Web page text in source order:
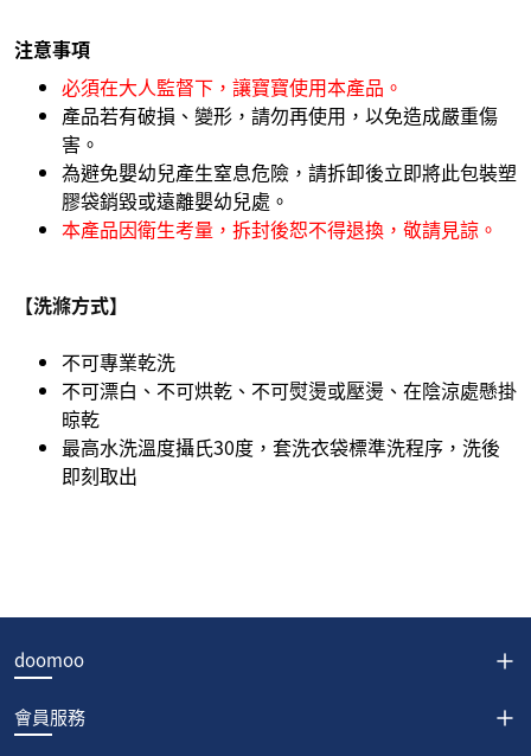
注意事項
必須在大人監督下，讓寶寶使用本產品。
產品若有破損、變形，請勿再使用，以免造成嚴重傷
害。
為避免嬰幼兒產生窒息危險，請拆卸後立即將此包裝塑
膠袋銷毀或遠離嬰幼兒處。
本產品因衛生考量，拆封後恕不得退換，敬請見諒。
【洗滌方式】
不可專業乾洗
不可漂白、不可烘乾、不可熨燙或壓燙、在陰涼處懸掛
晾乾
最高水洗溫度攝氏30度，套洗衣袋標準洗程序，洗後
即刻取出
doomoo
會員服務